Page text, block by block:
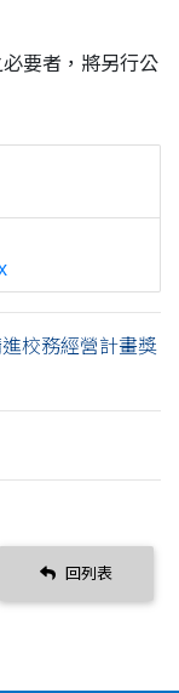
要者，將另行公
校務經營計畫獎
回列表